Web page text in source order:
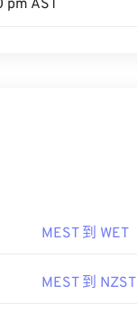
pm AST
MEST 到 WET
MEST 到 NZST